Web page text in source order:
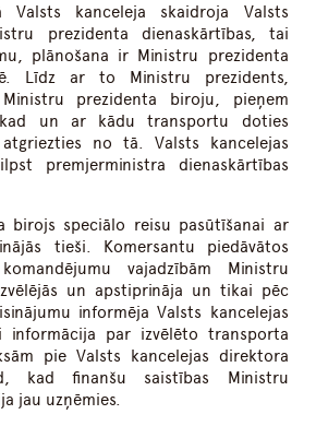
Valsts kanceleja skaidroja Valsts
prezidenta dienaskārtības, tai
plānošana ir Ministru prezidenta
Līdz ar to Ministru prezidents,
prezidenta biroju, pieņem
un ar kādu transportu doties
no tā. Valsts kancelejas
premjerministra dienaskārtības
birojs speciālo reisu pasūtīšanai ar
tieši. Komersantu piedāvātos
vajadzībām Ministru
un apstiprināja un tikai pēc
informēja Valsts kancelejas
informācija par izvēlēto transporta
pie Valsts kancelejas direktora
kad finanšu saistības Ministru
jau uzņēmies.